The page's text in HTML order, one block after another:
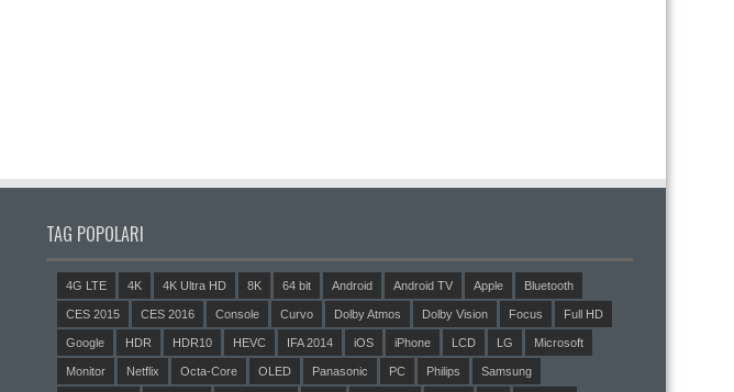
TAG POPOLARI
4G LTE 4K 4K Ultra HD 8K 64 bit Android Android TV Apple Bluetooth
CES 2015 CES 2016 Console Curvo Dolby Atmos Dolby Vision Focus Full HD
Google HDR HDR10 HEVC IFA 2014 iOS iPhone LCD LG Microsoft
Monitor Netflix Octa-Core OLED Panasonic PC Philips Samsung